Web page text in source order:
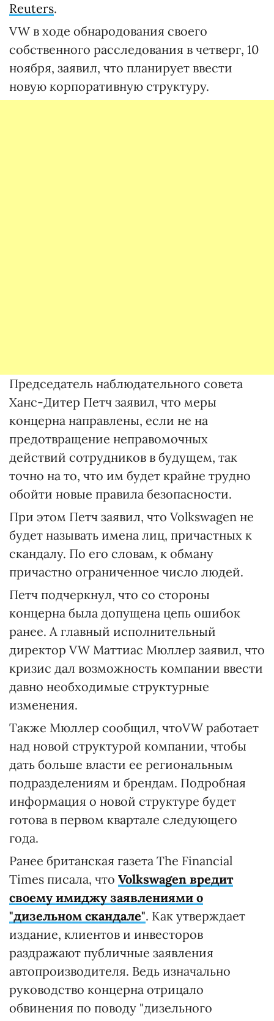
Reuters.
VW в ходе обнародования своего
собственного расследования в четверг, 10
ноября, заявил, что планирует ввести
новую корпоративную структуру.
Председатель наблюдательного совета
Ханс-Дитер Петч заявил, что меры
концерна направлены, если не на
предотвращение неправомочных
действий сотрудников в будущем, так
точно на то, что им будет крайне трудно
обойти новые правила безопасности.
При этом Петч заявил, что Volkswagen не
будет называть имена лиц, причастных к
скандалу. По его словам, к обману
причастно ограниченное число людей.
Петч подчеркнул, что со стороны
концерна была допущена цепь ошибок
ранее. А главный исполнительный
директор VW Маттиас Мюллер заявил, что
кризис дал возможность компании ввести
давно необходимые структурные
изменения.
Также Мюллер сообщил, чтоVW работает
над новой структурой компании, чтобы
дать больше власти ее региональным
подразделениям и брендам. Подробная
информация о новой структуре будет
готова в первом квартале следующего
года.
Ранее британская газета The Financial
Times писала, что Volkswagen вредит
своему имиджу заявлениями о
"дизельном скандале". Как утверждает
издание, клиентов и инвесторов
раздражают публичные заявления
автопроизводителя. Ведь изначально
руководство концерна отрицало
обвинения по поводу "дизельного